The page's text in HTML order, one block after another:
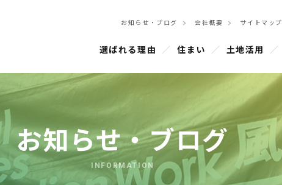
選ばれる理由 住まい 土地活用
お知らせ・ブログ 会社概要 サイトマップ
お知らせ・ブログ
INFORMATION